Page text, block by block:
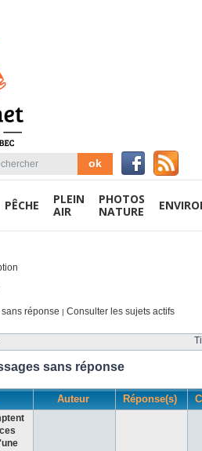
PÊCHE
PLEIN
AIR
PHOTOS
NATURE
réponse | Consulter les sujets actifs
sans réponse
Auteur Réponse(s)